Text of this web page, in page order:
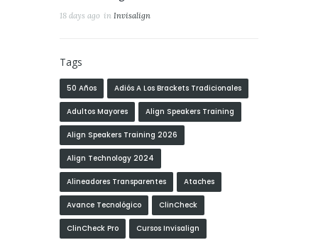
18 days ago in Invisalign
Tags
50 Años Adiós A Los Brackets Tradicionales
Adultos Mayores Align Speakers Training
Align Speakers Training 2026
Align Technology 2024
Alineadores Transparentes Ataches
Avance Tecnológico ClinCheck
ClinCheck Pro Cursos Invisalign